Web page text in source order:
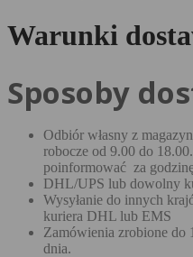
Warunki
Sposoby
Odbiór własny z
robocze od 9.00 do
poinformować za
DHL/UPS lub dowolny
Wysyłanie do innych
kuriera DHL lub EMS
Zamówienia zrobione do
dnia.